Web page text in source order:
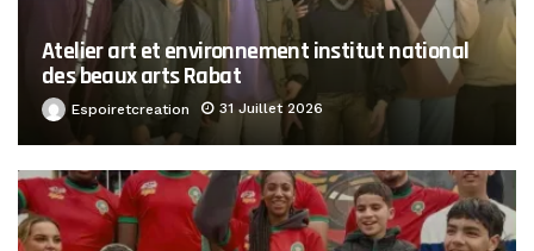
Atelier art et environnement institut national
des beaux arts Rabat
Espoiretcreation 31 Juillet 2026